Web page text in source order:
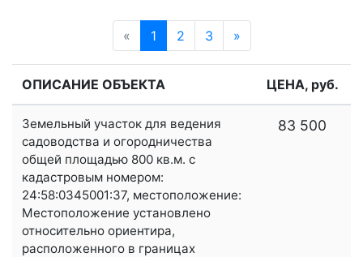
« Предыдущая
1 2 3 »
ОПИСАНИЕ ОБЪЕКТА ЦЕНА, руб.
Земельный участок для ведения
садоводства и огородничества
общей площадью 800 кв.м. с
кадастровым номером:
24:58:0345001:37, местоположение:
Местоположение установлено
относительно ориентира,
расположенного в границах
83 500